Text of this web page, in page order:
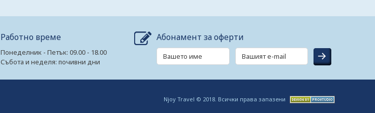
Работно време
Понеделник - Петък: 09.00 - 18.00
Събота и неделя: почивни дни
Абонамент за оферти
Njoy Travel © 2018. Всички права запазени